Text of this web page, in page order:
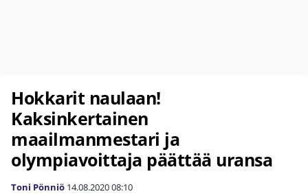
Hokkarit naulaan!
Kaksinkertainen
maailmanmestari ja
olympiavoittaja päättää uransa
Toni Pönniö 14.08.202008:10